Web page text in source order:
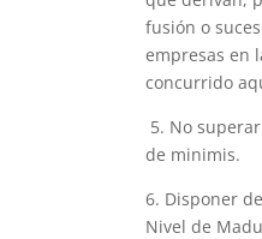
fusión o
empresas en
concurrido
5. No
de minimis.
6. Disponer
Nivel de